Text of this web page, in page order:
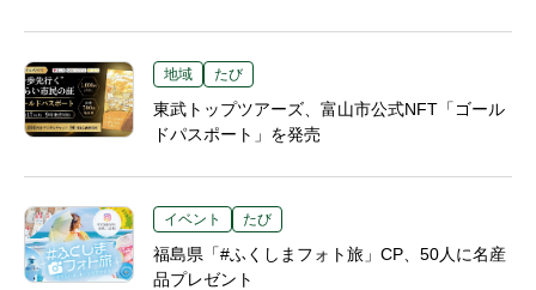
地域 たび
東武トップツアーズ、富山市公式NFT「ゴール
ドパスポート」を発売
イベント たび
福島県「#ふくしまフォト旅」CP、50人に名産
品プレゼント